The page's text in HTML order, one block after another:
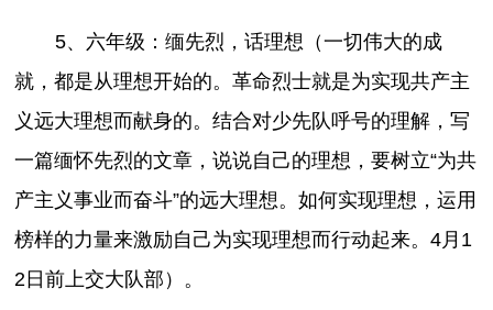
5、六年级：缅先烈，话理想（一切伟大的成
就，都是从理想开始的。革命烈士就是为实现共产主
义远大理想而献身的。结合对少先队呼号的理解，写
一篇缅怀先烈的文章，说说自己的理想，要树立“为共
产主义事业而奋斗”的远大理想。如何实现理想，运用
榜样的力量来激励自己为实现理想而行动起来。4月1
2日前上交大队部）。